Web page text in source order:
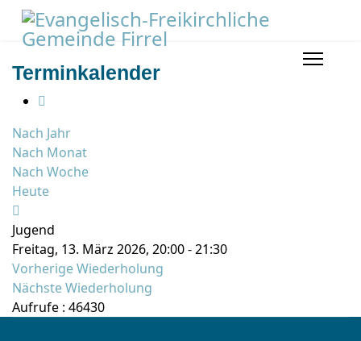
Terminkalender
Nach Jahr
Nach Monat
Nach Woche
Heute
Jugend
Freitag, 13. März 2026, 20:00 - 21:30
Vorherige Wiederholung
Nächste Wiederholung
Aufrufe : 46430